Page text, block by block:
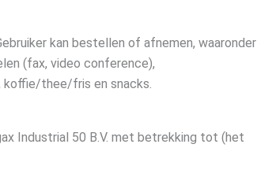
kan bestellen of afnemen, waaronder
(fax, video conference),
koffie/thee/fris en snacks.
Industrial 50 B.V. met betrekking tot (het